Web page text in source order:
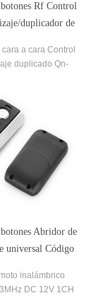
Rf Control
duplicador de
a cara Control
duplicado Qn-
Abridor de
universal Código
inalámbrico
DC 12V 1CH